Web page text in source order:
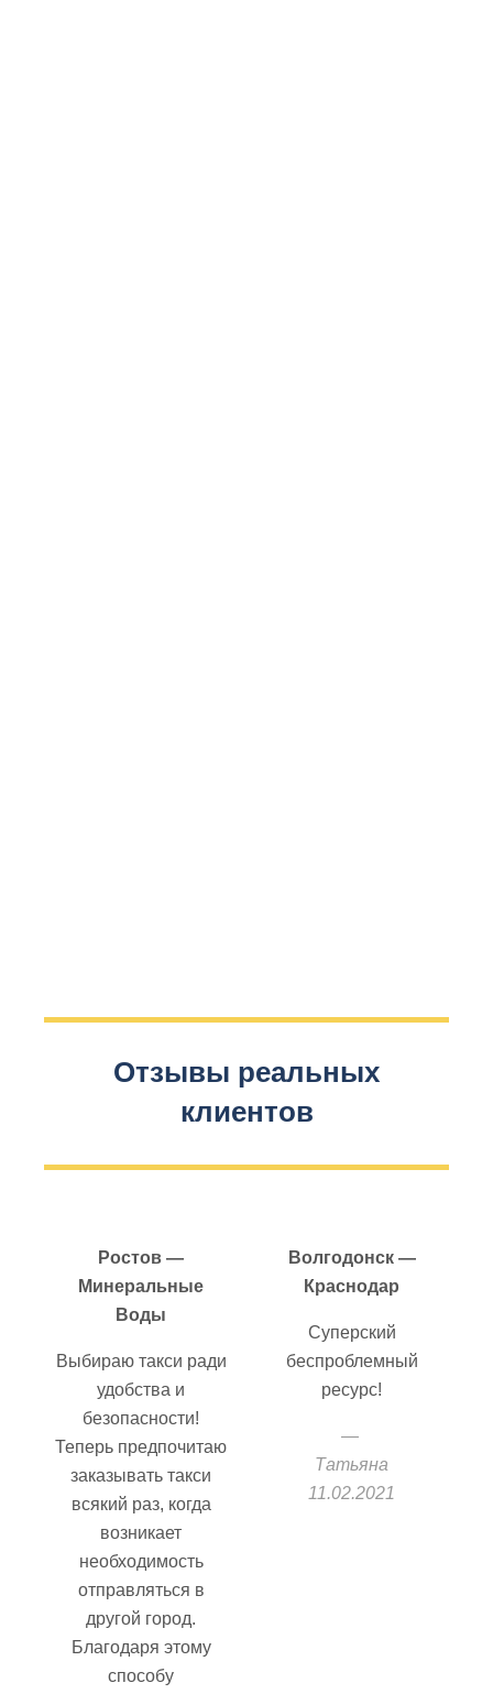
Отзывы реальных
клиентов
Ростов —
Минеральные
Воды
Выбираю такси ради
удобства и
безопасности!
Теперь предпочитаю
заказывать такси
всякий раз, когда
возникает
необходимость
отправляться в
другой город.
Благодаря этому
способу
Волгодонск —
Краснодар
Суперский
беспроблемный
ресурс!
Татьяна
11.02.2021